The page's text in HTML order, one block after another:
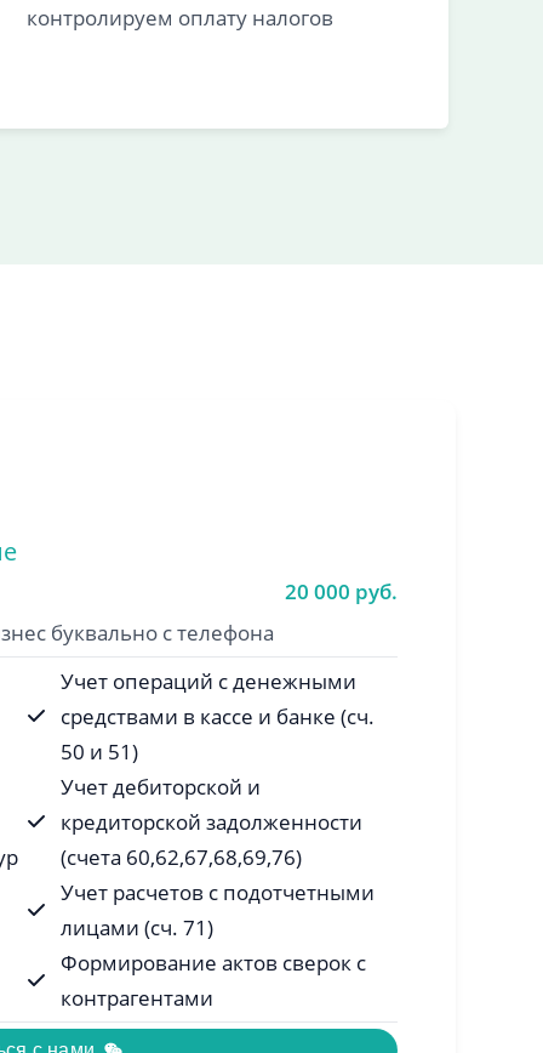
контролируем оплату налогов
буквально с телефона
20 000 руб.
Учет операций с денежными
средствами в кассе и банке (сч.
50 и 51)
Учет дебиторской и
кредиторской задолженности
(счета 60,62,67,68,69,76)
Учет расчетов с подотчетными
лицами (сч. 71)
Формирование актов сверок с
контрагентами